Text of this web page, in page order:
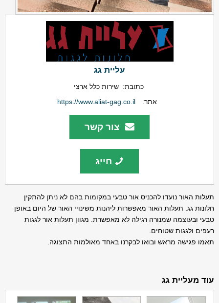
עליית גג
כתובת: שירות כלל ארצי
אתר:
https://www.aliat-gag.co.il
צור קשר
חייג
תעלות האור נועדו להכניס אור טבעי במקומות בהם לא ניתן להתקין
חלונות גג. תעלות האור מאפשרות ליהנות משינויי האור של היום באופן
טבעי ובעוצמה שמנורה רגילה לא מאפשרת. מגוון תעלות אור לגגות
רעפים ולגגות שטוחים.
תאמו פגישה מראש ובואו לבקרנו באחד מאולמות התצוגה.
עוד מעליית גג